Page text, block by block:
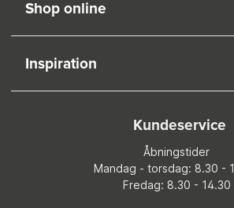
Shop online
Inspiration
Kundeservice
Åbningstider
Mandag - torsdag: 8.30 -
Fredag: 8.30 - 14.30